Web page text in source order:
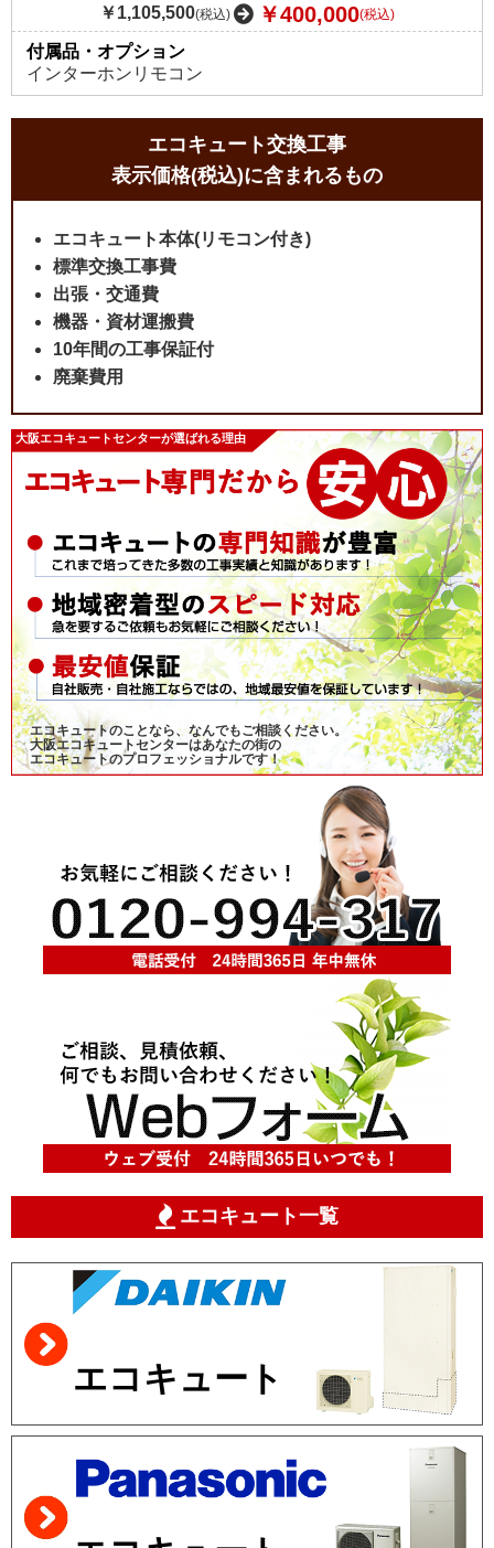
￥1,105,500(税込) ￥400,000(税込)
付属品・オプション
インターホンリモコン
エコキュート交換工事
表示価格(税込)に含まれるもの
エコキュート本体(リモコン付き)
標準交換工事費
出張・交通費
機器・資材運搬費
10年間の工事保証付
廃棄費用
大阪エコキュートセンターが選ばれる理由
エコキュートのことなら、なんでもご相談ください。
大阪エコキュートセンターはあなたの街の
エコキュートのプロフェッショナルです！
エコキュート一覧
エコキュート